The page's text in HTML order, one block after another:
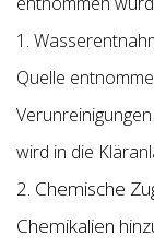
1.
Quelle
wird in die
2. Chemische
Chemikalien